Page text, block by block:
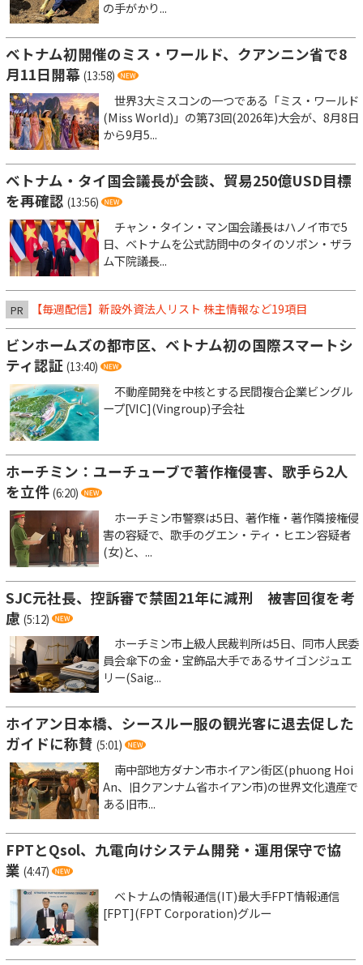
の手がかり...
ベトナム初開催のミス・ワールド、クアンニン省で8
月11日開幕 (13:58)
世界3大ミスコンの一つである「ミス・ワールド
(Miss World)」の第73回(2026年)大会が、8月8日
から9月5...
ベトナム・タイ国会議長が会談、貿易250億USD目標
を再確認 (13:56)
チャン・タイン・マン国会議長はハノイ市で5
日、ベトナムを公式訪問中のタイのソポン・ザラ
ム下院議長...
PR 【毎週配信】新設外資法人リスト 株主情報など19項目
ビンホームズの都市区、ベトナム初の国際スマートシ
ティ認証 (13:40)
不動産開発を中核とする民間複合企業ビングル
ープ[VIC](Vingroup)子会社
ホーチミン：ユーチューブで著作権侵害、歌手ら2人
を立件 (6:20)
ホーチミン市警察は5日、著作権・著作隣接権侵
害の容疑で、歌手のグエン・ティ・ヒエン容疑者
(女)と、...
SJC元社長、控訴審で禁固21年に減刑 被害回復を考
慮 (5:12)
ホーチミン市上級人民裁判所は5日、同市人民委
員会傘下の金・宝飾品大手であるサイゴンジュエ
リー(Saig...
ホイアン日本橋、シースルー服の観光客に退去促した
ガイドに称賛 (5:01)
南中部地方ダナン市ホイアン街区(phuong Hoi
An、旧クアンナム省ホイアン市)の世界文化遺産で
ある旧市...
FPTとQsol、九電向けシステム開発・運用保守で協
業 (4:47)
ベトナムの情報通信(IT)最大手FPT情報通信
[FPT](FPT Corporation)グルー